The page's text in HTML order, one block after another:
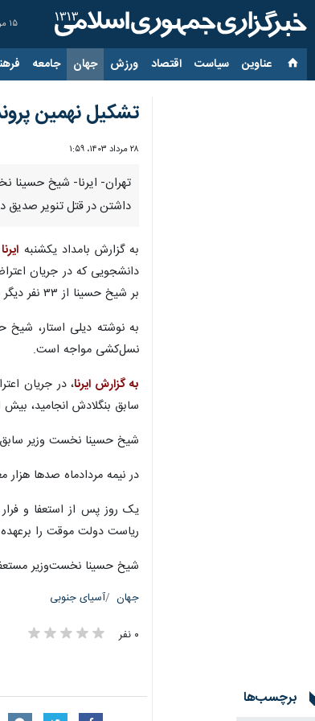
۱۵ مرداد ۱۴۰۵
عناوین‌ سیاست اقتصاد ورزش جهان جامعه
تشکیل نهمین
۲۸ مرداد ۱۴۰۳، ۱:۵۹
داشتن در قتل تنویر صدیق
به گزارش بامداد یکشنبه ایرنا
دانشجویی که در جریان
بر شیخ حسینا از ۳۳ نفر دیگر نیز نام برده شده است.
نسل‌کشی مواجه است.
به گزارش ایرنا
سابق بنگلادش انجامید، بیش از ۵۷۰ نفر کشته
شیخ حسینا نخست وزیر سابق
در نیمه مردادماه صدها
یک روز پس از استعفا و
ریاست دولت موقت را
شیخ حسینا نخست‌وزیر
جهان آسیای جنوبی
۰ نفر
برچسب‌ها